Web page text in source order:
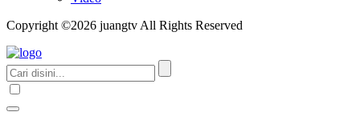
Copyright ©2026 juangtv All Rights Reserved